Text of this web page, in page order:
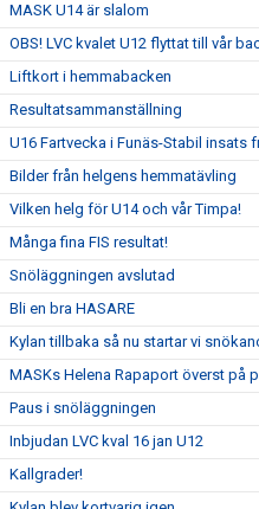
MASK U14 är slalom
OBS! LVC kvalet U12 flyttat till vår
Liftkort i hemmabacken
Resultatsammanställning
U16 Fartvecka i Funäs-Stabil insats
Bilder från helgens hemmatävling
Vilken helg för U14 och vår Timpa!
Många fina FIS resultat!
Snöläggningen avslutad
Bli en bra HASARE
Kylan tillbaka så nu startar vi
MASKs Helena Rapaport överst på
Paus i snöläggningen
Inbjudan LVC kval 16 jan U12
Kallgrader!